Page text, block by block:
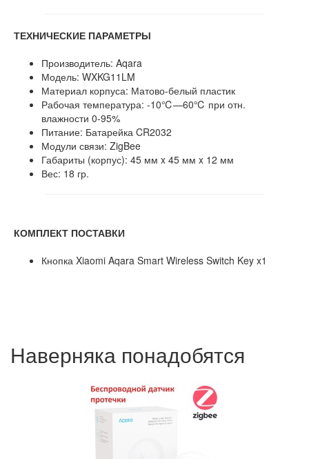
ТЕХНИЧЕСКИЕ ПАРАМЕТРЫ
Производитель: Aqara
Модель: WXKG11LM
Материал корпуса: Матово-белый пластик
Рабочая температура: -10℃—60℃ при отн.
влажности 0-95%
Питание: Батарейка CR2032
Модули связи: ZigBee
Габариты (корпус): 45 мм x 45 мм x 12 мм
Вес: 18 гр.
КОМПЛЕКТ ПОСТАВКИ
Кнопка Xiaomi Aqara Smart Wireless Switch Key x1
Наверняка понадобятся